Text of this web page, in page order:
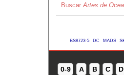
BuscarArtes de
BS8723-5 DC MADS
0-9 A B C D